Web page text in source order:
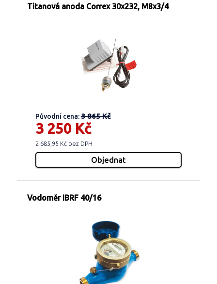
Titanová anoda Correx 30x232, M8x3/4
Původní cena:3 865 Kč
3 250 Kč
2 685,95 Kč bez DPH
Vodoměr IBRF 40/16